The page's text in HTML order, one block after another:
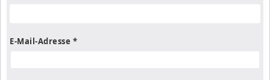
E-Mail-Adresse *